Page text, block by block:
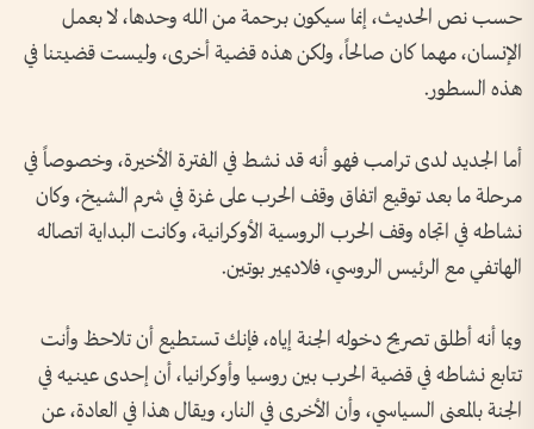
حسب نص الحديث، إنما سيكون برحمة من الله وحدها، لا بعمل
الإنسان، مهما كان صالحاً، ولكن هذه قضية أخرى، وليست قضيتنا في
هذه السطور.
أما الجديد لدى ترامب فهو أنه قد نشط في الفترة الأخيرة، وخصوصاً في
مرحلة ما بعد توقيع اتفاق وقف الحرب على غزة في شرم الشيخ، وكان
نشاطه في اتجاه وقف الحرب الروسية الأوكرانية، وكانت البداية اتصاله
الهاتفي مع الرئيس الروسي، فلاديمير بوتين.
وبما أنه أطلق تصريح دخوله الجنة إياه، فإنك تستطيع أن تلاحظ وأنت
تتابع نشاطه في قضية الحرب بين روسيا وأوكرانيا، أن إحدى عينيه في
الجنة بالمعنى السياسي، وأن الأخرى في النار، ويقال هذا في العادة، عن